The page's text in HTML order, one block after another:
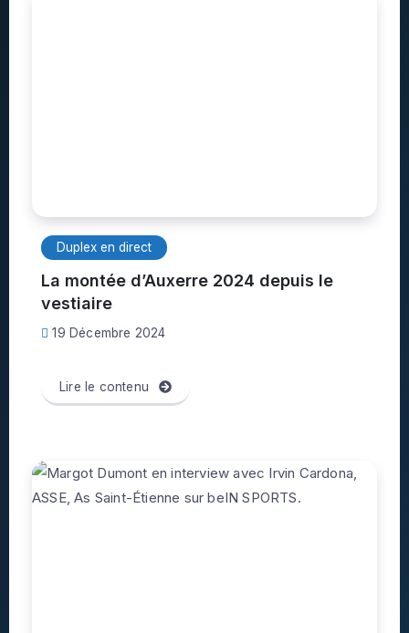
Duplex en direct
La montée d’Auxerre 2024 depuis le
vestiaire
19 Décembre 2024
Lire le contenu